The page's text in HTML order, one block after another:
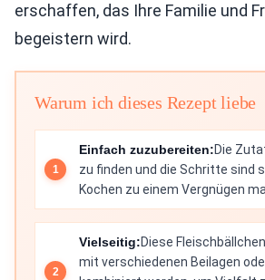
erschaffen, das Ihre Familie und
begeistern wird.
Warum ich dieses Rezept liebe
Einfach zuzubereiten:Die
zu finden und die Schritte sind
Kochen zu einem Vergnügen
Vielseitig:Diese
mit verschiedenen Beilagen